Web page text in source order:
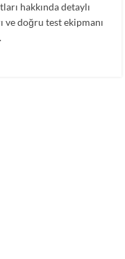
hakkında detaylı
doğru test ekipmanı